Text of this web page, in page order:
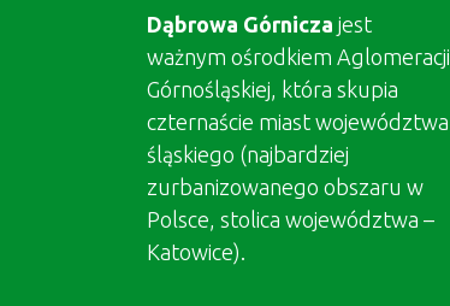
Dąbrowa Górnicza jest
ważnym ośrodkiem Aglomeracji
Górnośląskiej, która skupia
czternaście miast województwa
śląskiego (najbardziej
zurbanizowanego obszaru w
Polsce, stolica województwa –
Katowice).